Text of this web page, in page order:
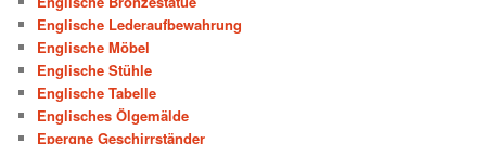
Englische Lederaufbewahrung
Englische Möbel
Englische Stühle
Englische Tabelle
Englisches Ölgemälde
Epergne Geschirrständer